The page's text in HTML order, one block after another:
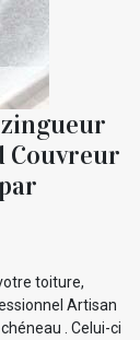
zingueur
Couvreur
toiture,
Artisan
. Celui-ci